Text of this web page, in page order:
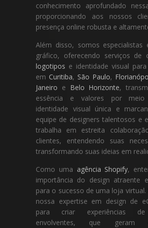
conhecimento aprofundado
proporcionando aos nossos
presença online robusta e
Além disso, somos especialistas
gráfico, oferecendo serviços de
logotipos e identidade visual
em Curitiba, São Paulo,
Janeiro e Belo Horizonte,
essência e valores por
identidade visual única e
equipe de designers talentosos e
trabalha em estreita
clientes, entendendo suas
transformando suas ideias em
Como uma agência Shopify,
importância do design atraente
para o sucesso de uma loja virtual.
nossa expertise em design de
para criar experiências
envolventes, que geram